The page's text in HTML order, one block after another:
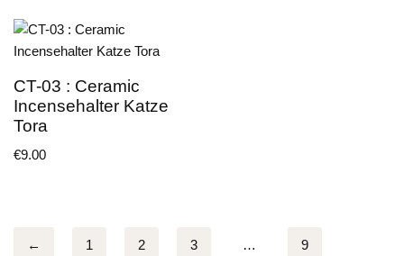
CT-03 : Ceramic
Incensehalter Katze
Tora
€9.00
← 1 2 3 … 9